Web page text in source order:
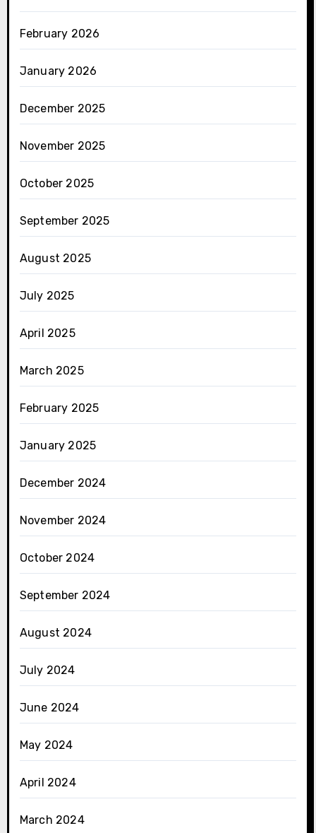
February 2026
January 2026
December 2025
November 2025
October 2025
September 2025
August 2025
July 2025
April 2025
March 2025
February 2025
January 2025
December 2024
November 2024
October 2024
September 2024
August 2024
July 2024
June 2024
May 2024
April 2024
March 2024